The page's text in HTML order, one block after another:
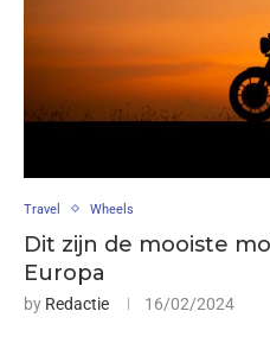
Travel Wheels
Dit zijn de mooiste
Europa
by Redactie 16/02/2024